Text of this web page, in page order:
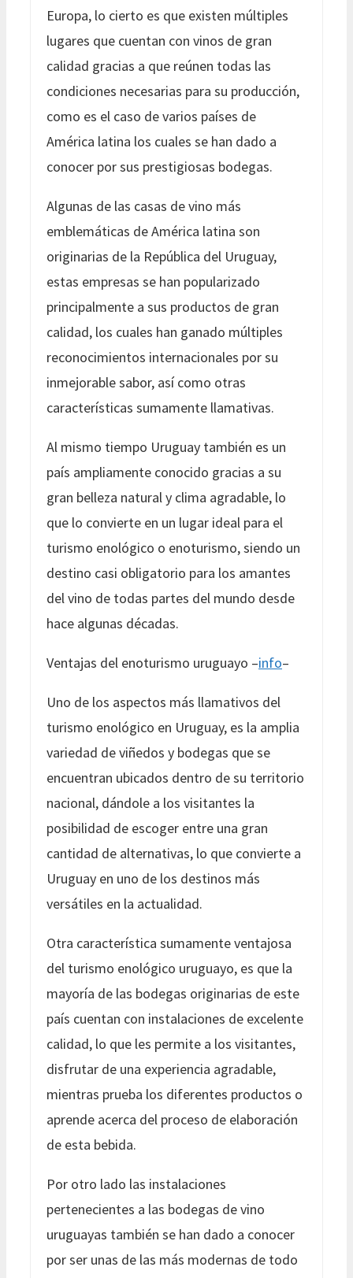
Europa, lo cierto es que existen múltiples
lugares que cuentan con vinos de gran
calidad gracias a que reúnen todas las
condiciones necesarias para su producción,
como es el caso de varios países de
América latina los cuales se han dado a
conocer por sus prestigiosas bodegas.
Algunas de las casas de vino más
emblemáticas de América latina son
originarias de la República del Uruguay,
estas empresas se han popularizado
principalmente a sus productos de gran
calidad, los cuales han ganado múltiples
reconocimientos internacionales por su
inmejorable sabor, así como otras
características sumamente llamativas.
Al mismo tiempo Uruguay también es un
país ampliamente conocido gracias a su
gran belleza natural y clima agradable, lo
que lo convierte en un lugar ideal para el
turismo enológico o enoturismo, siendo un
destino casi obligatorio para los amantes
del vino de todas partes del mundo desde
hace algunas décadas.
Ventajas del enoturismo uruguayo –info–
Uno de los aspectos más llamativos del
turismo enológico en Uruguay, es la amplia
variedad de viñedos y bodegas que se
encuentran ubicados dentro de su territorio
nacional, dándole a los visitantes la
posibilidad de escoger entre una gran
cantidad de alternativas, lo que convierte a
Uruguay en uno de los destinos más
versátiles en la actualidad.
Otra característica sumamente ventajosa
del turismo enológico uruguayo, es que la
mayoría de las bodegas originarias de este
país cuentan con instalaciones de excelente
calidad, lo que les permite a los visitantes,
disfrutar de una experiencia agradable,
mientras prueba los diferentes productos o
aprende acerca del proceso de elaboración
de esta bebida.
Por otro lado las instalaciones
pertenecientes a las bodegas de vino
uruguayas también se han dado a conocer
por ser unas de las más modernas de todo